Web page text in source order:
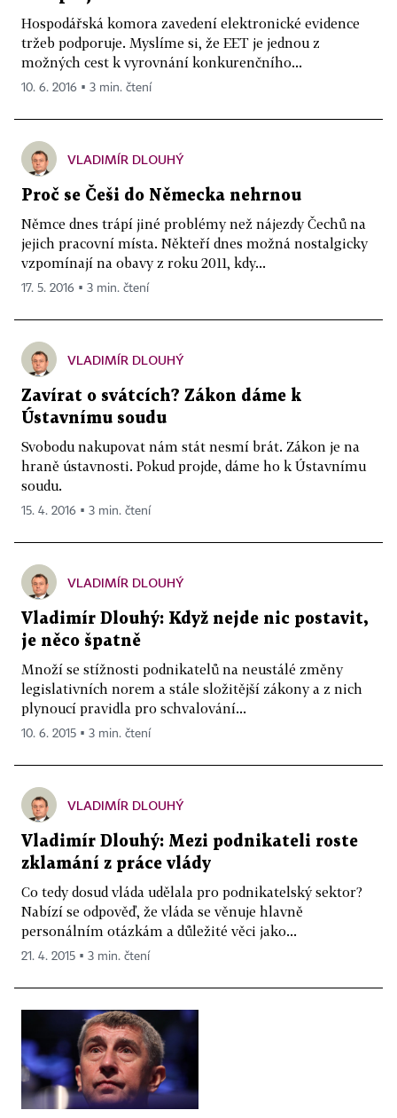
Hospodářská komora zavedení elektronické evidence
tržeb podporuje. Myslíme si, že EET je jednou z
možných cest k vyrovnání konkurenčního...
10. 6. 2016 ▪ 3 min. čtení
VLADIMÍR DLOUHÝ
Proč se Češi do Německa nehrnou
Němce dnes trápí jiné problémy než nájezdy Čechů na
jejich pracovní místa. Někteří dnes možná nostalgicky
vzpomínají na obavy z roku 2011, kdy...
17. 5. 2016 ▪ 3 min. čtení
VLADIMÍR DLOUHÝ
Zavírat o svátcích? Zákon dáme k
Ústavnímu soudu
Svobodu nakupovat nám stát nesmí brát. Zákon je na
hraně ústavnosti. Pokud projde, dáme ho k Ústavnímu
soudu.
15. 4. 2016 ▪ 3 min. čtení
VLADIMÍR DLOUHÝ
Vladimír Dlouhý: Když nejde nic postavit,
je něco špatně
Množí se stížnosti podnikatelů na neustálé změny
legislativních norem a stále složitější zákony a z nich
plynoucí pravidla pro schvalování...
10. 6. 2015 ▪ 3 min. čtení
VLADIMÍR DLOUHÝ
Vladimír Dlouhý: Mezi podnikateli roste
zklamání z práce vlády
Co tedy dosud vláda udělala pro podnikatelský sektor?
Nabízí se odpověď, že vláda se věnuje hlavně
personálním otázkám a důležité věci jako...
21. 4. 2015 ▪ 3 min. čtení